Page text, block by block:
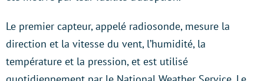
Le premier capteur, appelé radiosonde, mesure la
direction et la vitesse du vent, l’humidité, la
température et la pression, et est utilisé